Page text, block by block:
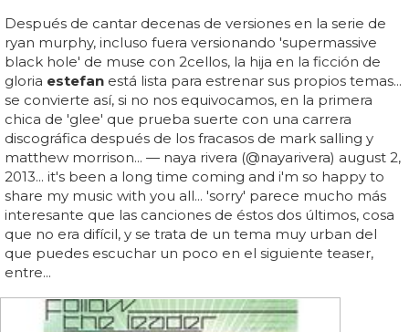
Después de cantar decenas de versiones en la serie de
ryan murphy, incluso fuera versionando 'supermassive
black hole' de muse con 2cellos, la hija en la ficción de
gloria estefan está lista para estrenar sus propios temas...
se convierte así, si no nos equivocamos, en la primera
chica de 'glee' que prueba suerte con una carrera
discográfica después de los fracasos de mark salling y
matthew morrison... — naya rivera (@nayarivera) august 2,
2013... it's been a long time coming and i'm so happy to
share my music with you all... 'sorry' parece mucho más
interesante que las canciones de éstos dos últimos, cosa
que no era difícil, y se trata de un tema muy urban del
que puedes escuchar un poco en el siguiente teaser,
entre...